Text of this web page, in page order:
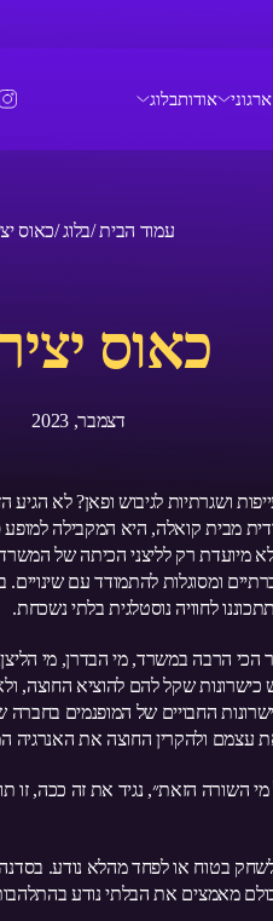
אודותבלוג
עמוד הבית /בלוג /כאוס
כאוס
דצמבר, 2023
ושגרתיות לגיבוש ופאן? לא הגיע
מבית קואלה, היא המקבילה
מיועדת רק לליצני הכיתה של
ומסוגלות להתמודד עם
לחוויה נוסטלגית בלתי נשכחת.
הרבה במשרד, מי הבדרן, מי
שקל להם להוציא החוצה,
החבויים של המופנמים
עצמם ולהקרין החוצה את האנרגיה
מי השורה הזאת״, נגיד את זה ככה, זו
לשחק בטוח או לפחד מהלא נודע.
מאמצים את הבלתי נודע